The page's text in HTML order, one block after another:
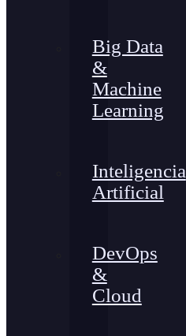
Big Data
&
Machine
Learning
Inteligencia
Artificial
DevOps
&
Cloud